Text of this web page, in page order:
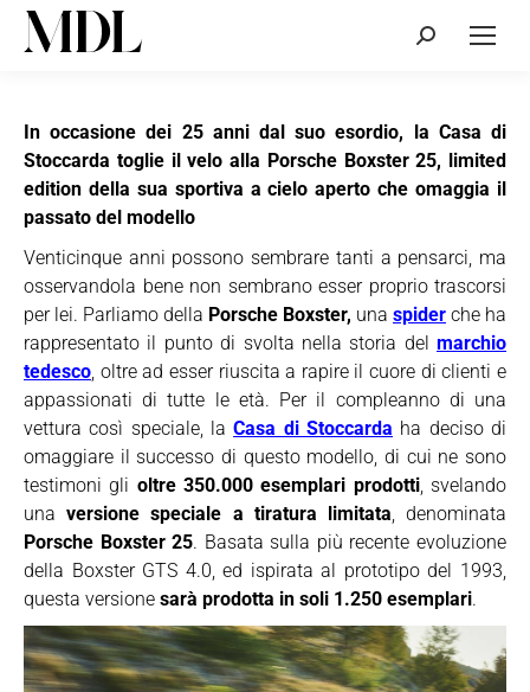
Cerca:
In occasione dei 25 anni dal suo esordio, la Casa di
Stoccarda toglie il velo alla Porsche Boxster 25, limited
edition della sua sportiva a cielo aperto che omaggia il
passato del modello
Venticinque anni possono sembrare tanti a pensarci, ma
osservandola bene non sembrano esser proprio trascorsi
per lei. Parliamo della Porsche Boxster, una spider che ha
rappresentato il punto di svolta nella storia del marchio
tedesco, oltre ad esser riuscita a rapire il cuore di clienti e
appassionati di tutte le età. Per il compleanno di una
vettura così speciale, laCasa di Stoccarda ha deciso di
omaggiare il successo di questo modello, di cui ne sono
testimoni gli oltre 350.000 esemplari prodotti, svelando
unaversione speciale a tiratura limitata, denominata
Porsche Boxster 25. Basata sulla più recente evoluzione
della Boxster GTS 4.0, ed ispirata al prototipo del 1993,
questa versione sarà prodotta in soli 1.250 esemplari.